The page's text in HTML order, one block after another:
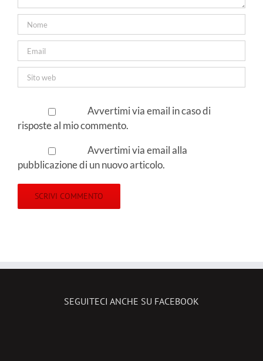
Avvertimi via email in caso di
risposte al mio commento.
Avvertimi via email alla
pubblicazione di un nuovo articolo.
SEGUITECI ANCHE SU FACEBOOK